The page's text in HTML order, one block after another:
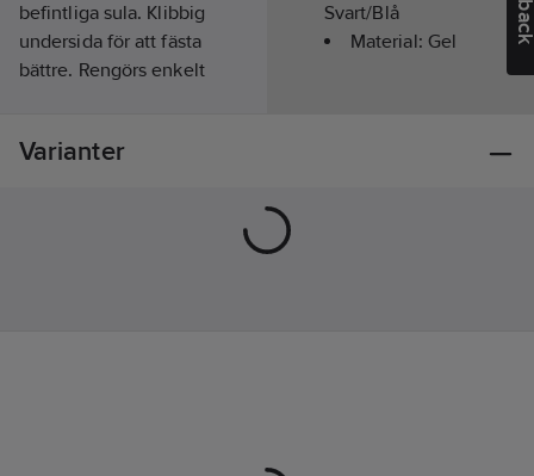
befintliga sula. Klibbig
undersida för att fästa
bättre. Rengörs enkelt
skor.
Svart/Blå
Material: Gel
Varianter